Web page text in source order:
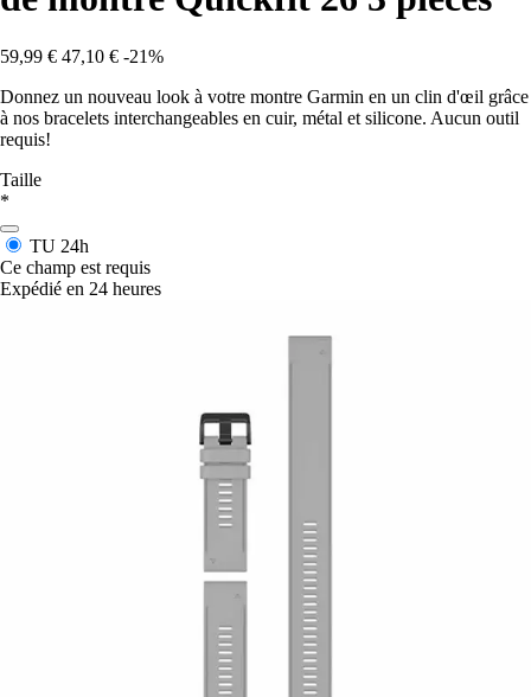
59,99 € 47,10 € -21%
Donnez un nouveau look à votre montre Garmin en un clin d'œil grâce
à nos bracelets interchangeables en cuir, métal et silicone. Aucun outil
requis!
Taille
*
TU 24h
Ce champ est requis
Expédié en 24 heures